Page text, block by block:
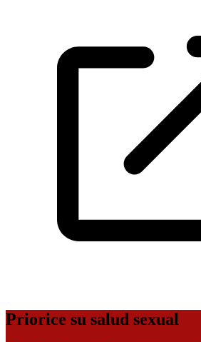
Priorice su salud sexual